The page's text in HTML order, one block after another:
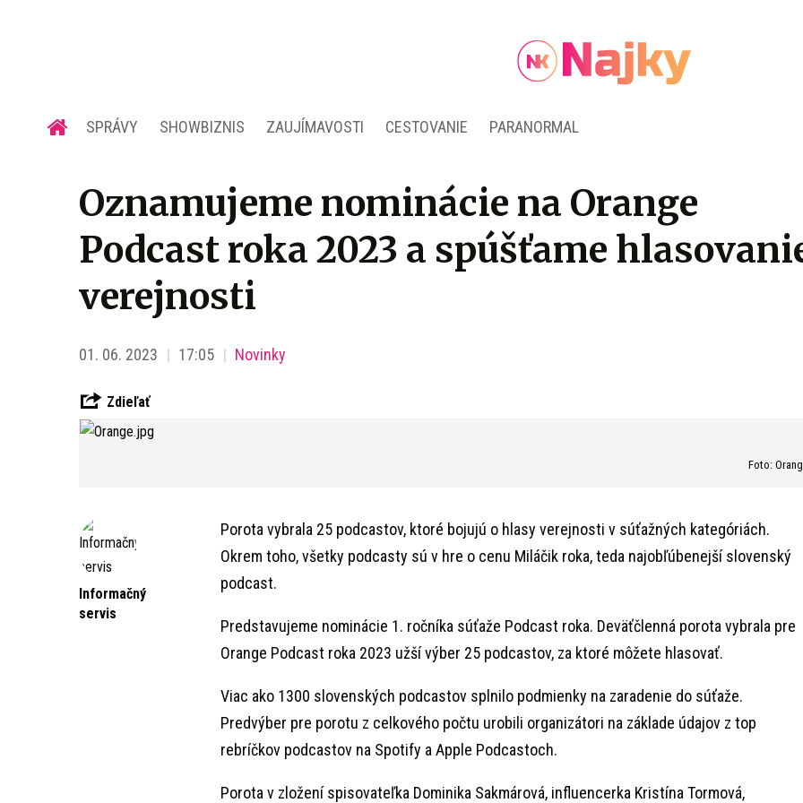
SPRÁVY SHOWBIZNIS ZAUJÍMAVOSTI CESTOVANIE PARANORMAL
Oznamujeme nominácie na Orange
Podcast roka 2023 a spúšťame
verejnosti
01. 06. 2023 17:05 Novinky
Zdieľať
Foto:
Informačný
servis
Porota vybrala 25 podcastov, ktoré bojujú o hlasy verejnosti v súťažných kategóriách.
Okrem toho, všetky podcasty sú v hre o cenu Miláčik roka, teda najobľúbenejší slovenský
podcast.
Predstavujeme nominácie 1. ročníka súťaže Podcast roka. Deväťčlenná porota vybrala pre
Orange Podcast roka 2023 užší výber 25 podcastov, za ktoré môžete hlasovať.
Viac ako 1300 slovenských podcastov splnilo podmienky na zaradenie do súťaže.
Predvýber pre porotu z celkového počtu urobili organizátori na základe údajov z top
rebríčkov podcastov na Spotify a Apple Podcastoch.
Porota v zložení spisovateľka Dominika Sakmárová, influencerka Kristína Tormová,